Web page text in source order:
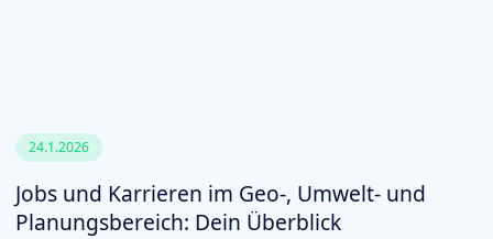
24.1.2026
Jobs und Karrieren im Geo-, Umwelt- und
Planungsbereich: Dein Überblick